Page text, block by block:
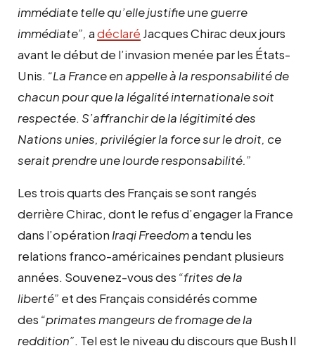
immédiate telle qu’elle justifie une guerre
immédiate”, adéclaré Jacques Chirac deux jours
avant le début de l’invasion menée par les États-
Unis. “La France en appelle à la responsabilité de
chacun pour que la légalité internationale soit
respectée. S’affranchir de la légitimité des
Nations unies, privilégier la force sur le droit, ce
serait prendre une lourde responsabilité.”
Les trois quarts des Français se sont rangés
derrière Chirac, dont le refus d’engager la France
dans l’opération Iraqi Freedoma tendu les
relations franco-américaines pendant plusieurs
années. Souvenez-vous des “frites de la
liberté” et des Français considérés comme
des “primates mangeurs de fromage de la
reddition”. Tel est le niveau du discours que Bush II